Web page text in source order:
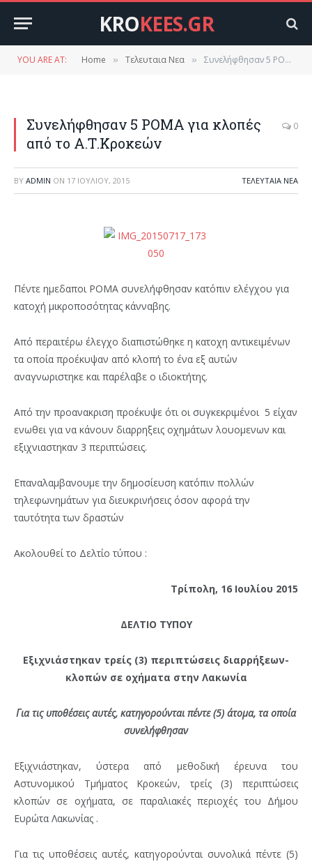
KROKEES.GR
YOU ARE AT: Home » Τελευταια Νεα » Συνελήφθησαν 5 ΡΟΜΑ για κλοπές από το Α.Τ.Κροκεών
Συνελήφθησαν 5 ΡΟΜΑ για κλοπές
από το Α.Τ.Κροκεών
0
BY ADMIN ON 17 ΙΟΥΛΊΟΥ, 2015 ΤΕΛΕΥΤΑΙΑ ΝΕΑ
Πέντε ημεδαποι ΡΟΜΑ συνελήφθησαν κατόπιν ελέγχου για
κατοχή μικροποσότητας κάνναβης.
Από περαιτέρω έλεγχο διαπιστώθηκε η κατοχη αντικειμένων
τα οποία προέκυψαν από κλοπή το ένα εξ αυτών
αναγνωριστηκε και παρέλαβε ο ιδιοκτήτης.
Από την προανακριση προέκυψε ότι οι συγκεκριμένοι 5 είχαν
ενωθει για να κάνουν διαρρηξεις οχημάτων λουομενων και
εξιχνιαστηκαν 3 περιπτώσεις.
Επαναλαμβανουμε την δημοσίευση κατόπιν πολλών
τηλεφωνημάτων για διευκρινήσεις όσον αφορά την
ταυτότητα των δραστών
Ακολουθεί το Δελτίο τύπου :
Τρίπολη, 16 Ιουλίου 2015
ΔΕΛΤΙΟ ΤΥΠΟΥ
Εξιχνιάστηκαν τρείς (3) περιπτώσεις διαρρήξεων-
κλοπών σε οχήματα στην Λακωνία
Για τις υποθέσεις αυτές, κατηγορούνται πέντε (5) άτομα, τα οποία
συνελήφθησαν
Εξιχνιάστηκαν, ύστερα από μεθοδική έρευνα του
Αστυνομικού Τμήματος Κροκεών, τρείς (3) περιπτώσεις
κλοπών σε οχήματα, σε παραλιακές περιοχές του Δήμου
Ευρώτα Λακωνίας .
Για τις υποθέσεις αυτές, κατηγορούνται συνολικά πέντε (5)